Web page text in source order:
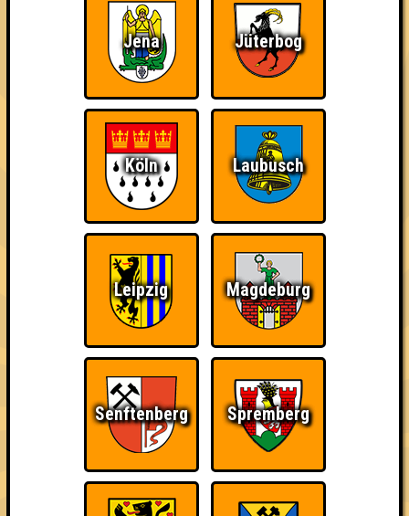
schließlich verdient! Entsprechend gibt es für diese auch
Errungenschaften für den 1. Platz.
Teil der Oberschicht
Wiederzehn macht
Schon wieder zum
Eindeutiger Sieg Quizveteran
Wir sind immer bei
Jena Jüterbog
Köln Laubusch
Leipzig Magdeburg
Senftenberg Spremberg